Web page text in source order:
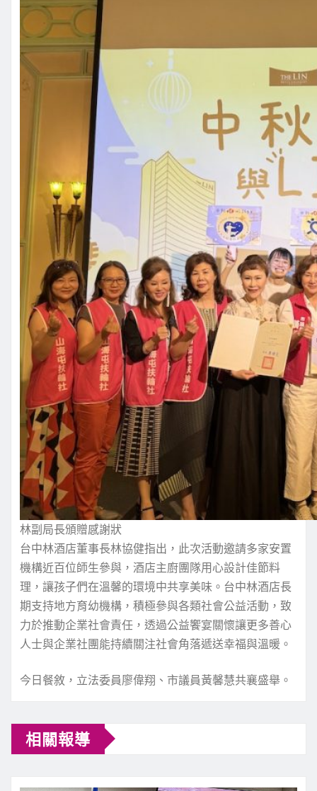
林副局長頒贈感謝狀
台中林酒店董事長林協健指出，此次活動邀請多家安置
機構近百位師生參與，酒店主廚團隊用心設計佳節料
理，讓孩子們在溫馨的環境中共享美味。台中林酒店長
期支持地方育幼機構，積極參與各類社會公益活動，致
力於推動企業社會責任，透過公益饗宴關懷讓更多善心
人士與企業社團能持續關注社會角落遞送幸福與溫暖。
今日餐敘，立法委員廖偉翔、市議員黃馨慧共襄盛舉。
相關報導